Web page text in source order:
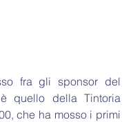
fra gli sponsor del
quello della Tintoria
che ha mosso i primi